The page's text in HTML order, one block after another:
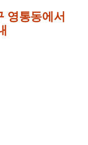
영통동에서